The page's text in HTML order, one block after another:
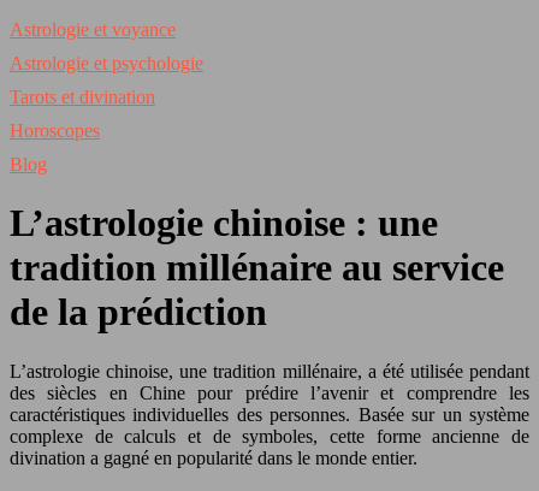
Astrologie et voyance
Astrologie et psychologie
Tarots et divination
Horoscopes
Blog
L’astrologie chinoise : une
tradition millénaire au service
de la prédiction
L’astrologie chinoise, une tradition millénaire, a été utilisée pendant
des siècles en Chine pour prédire l’avenir et comprendre les
caractéristiques individuelles des personnes. Basée sur un système
complexe de calculs et de symboles, cette forme ancienne de
divination a gagné en popularité dans le monde entier.